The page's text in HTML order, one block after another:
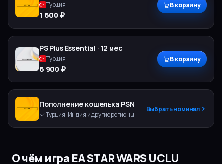
Турция
1 600 ₽
В корзину
PS Plus Essential · 12 мес
Турция
6 900 ₽
В корзину
Пополнение кошелька PSN
Турция, Индия и другие регионы
Выбрать номинал
О чём игра EA STAR WARS UCLU